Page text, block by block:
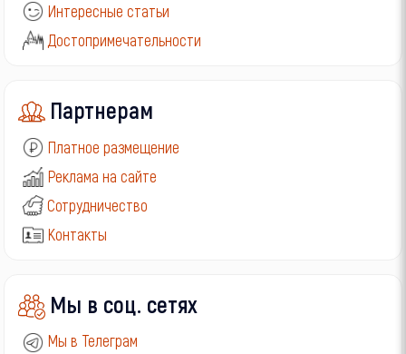
Интересные статьи
Достопримечательности
Партнерам
Платное размещение
Реклама на сайте
Сотрудничество
Контакты
Мы в соц. сетях
Мы в Телеграм